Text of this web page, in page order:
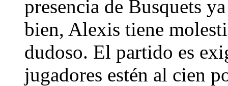
presencia de Busquets
bien, Alexis tiene
dudoso. El partido es
jugadores estén al cien